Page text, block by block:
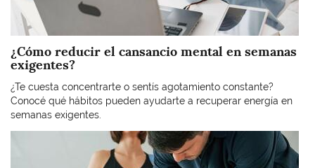
¿Cómo reducir el cansancio mental en semanas
exigentes?
¿Te cuesta concentrarte o sentís agotamiento constante?
Conocé qué hábitos pueden ayudarte a recuperar energía en
semanas exigentes.